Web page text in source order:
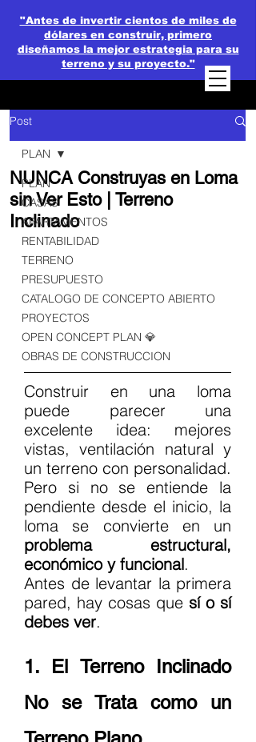
"Antes de invertir cientos de miles de
dólares en construir, primero
diseñamos la mejor estrategia para su
terreno y su proyecto."
Post
PLAN
CASAS
APARTAMENTOS
RENTABILIDAD
TERRENO
PRESUPUESTO
CATALOGO DE CONCEPTO ABIERTO
PROYECTOS
OPEN CONCEPT PLAN 💎
OBRAS DE CONSTRUCCION
PLAN
NUNCA Construyas en Loma
sin Ver Esto | Terreno
Inclinado
Construir en una loma
puede parecer una
excelente idea: mejores
vistas, ventilación natural y
un terreno con personalidad.
Pero si no se entiende la
pendiente desde el inicio, la
problema estructural,
económico y funcional.
Antes de levantar la primera
pared, hay cosas que sí o sí
debes ver.
1. El Terreno Inclinado
No se Trata como un